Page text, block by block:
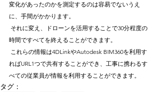
変化があったのかを測定するのは容易でないうえ
に、手間がかかります。
時間ですべてを終えることができます。
ればURL1つで共有することができ、工事に携わるす
べての従業員が情報を利用することができます。
タグ：